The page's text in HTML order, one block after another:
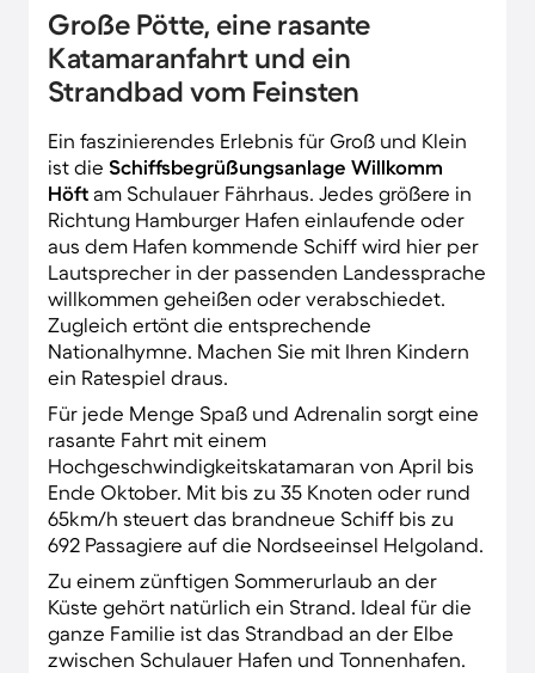
Große Pötte, eine rasante
Katamaranfahrt und ein
Strandbad vom Feinsten
Ein faszinierendes Erlebnis für Groß und Klein
ist die Schiffsbegrüßungsanlage Willkomm
Höft am Schulauer Fährhaus. Jedes größere in
Richtung Hamburger Hafen einlaufende oder
aus dem Hafen kommende Schiff wird hier per
Lautsprecher in der passenden Landessprache
willkommen geheißen oder verabschiedet.
Zugleich ertönt die entsprechende
Nationalhymne. Machen Sie mit Ihren Kindern
ein Ratespiel draus.
Für jede Menge Spaß und Adrenalin sorgt eine
rasante Fahrt mit einem
Hochgeschwindigkeitskatamaran von April bis
Ende Oktober. Mit bis zu 35 Knoten oder rund
65km/h steuert das brandneue Schiff bis zu
692 Passagiere auf die Nordseeinsel Helgoland.
Zu einem zünftigen Sommerurlaub an der
Küste gehört natürlich ein Strand. Ideal für die
ganze Familie ist das Strandbad an der Elbe
zwischen Schulauer Hafen und Tonnenhafen.